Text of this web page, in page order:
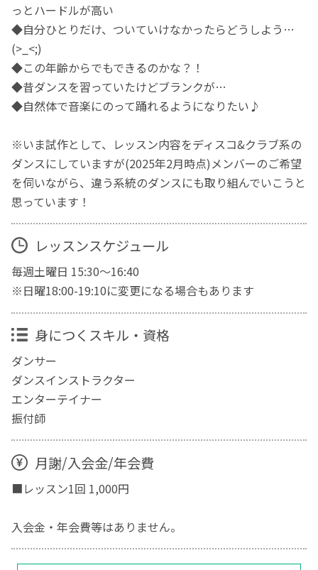
っとハードルが高い
◆自分ひとりだけ、ついていけなかったらどうしよう…
(>_<;)
◆この年齢からでもできるのかな？！
◆昔ダンスを習っていたけどブランクが…
◆自然体で音楽にのって踊れるようになりたい♪
※いま試作として、レッスン内容をディスコ&クラブ系の
ダンスにしていますが(2025年2月時点)メンバーのご希望
を伺いながら、違う系統のダンスにも取り組んでいこうと
思っています！
レッスンスケジュール
毎週土曜日 15:30～16:40
※日曜18:00-19:10に変更になる場合もあります
身につくスキル・資格
ダンサー
ダンスインストラクター
エンターテイナー
振付師
月謝/入会金/年会費
■レッスン1回 1,000円
入会金・年会費等はありません。